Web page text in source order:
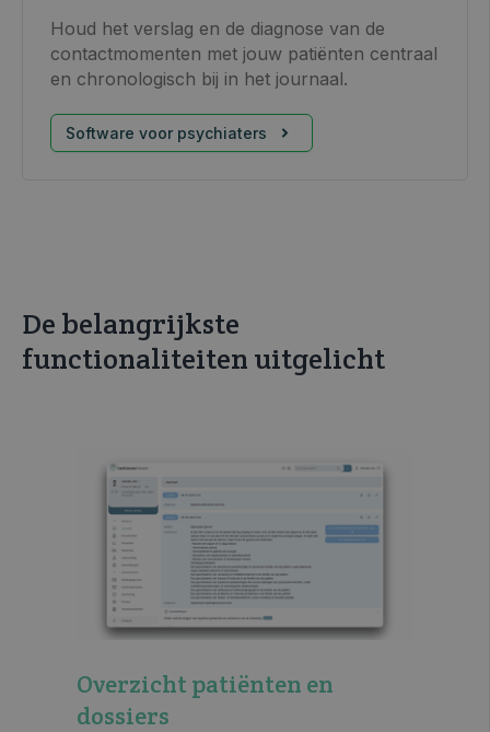
Houd het verslag en de diagnose van de
contactmomenten met jouw patiënten centraal
en chronologisch bij in het journaal.
Software voor psychiaters
De belangrijkste
functionaliteiten uitgelicht
Overzicht patiënten en
dossiers